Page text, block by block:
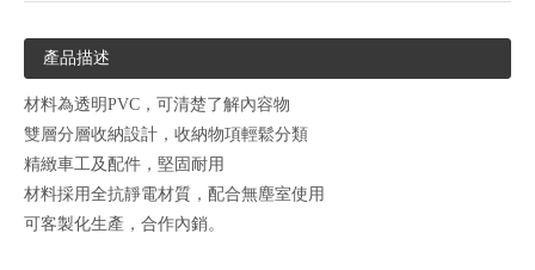
產品描述
材料為透明PVC，可清楚了解內容物
雙層分層收納設計，收納物項輕鬆分類
精緻車工及配件，堅固耐用
材料採用全抗靜電材質，配合無塵室使用
可客製化生產，合作內銷。